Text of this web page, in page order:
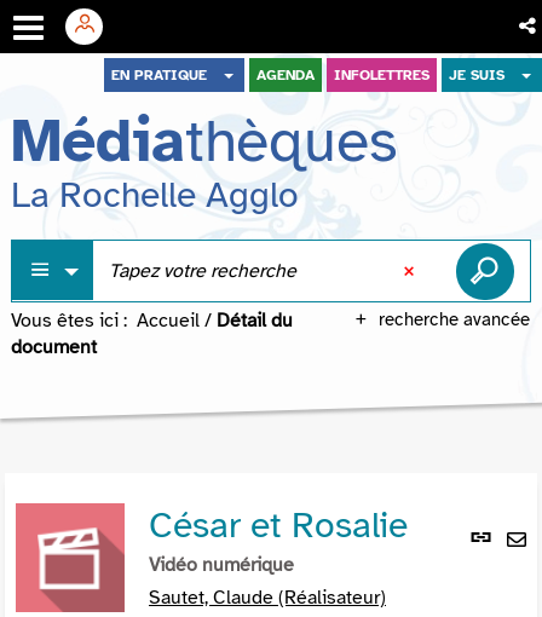
menu
contenu
recherche
EN PRATIQUE AGENDA INFOLETTRES JE SUIS
Médiathèques
La Rochelle Agglo
recherche avancée
Vous êtes ici : Accueil / Détail du
document
Lien
César et Rosalie
Vidéo numérique
Sautet, Claude (Réalisateur)